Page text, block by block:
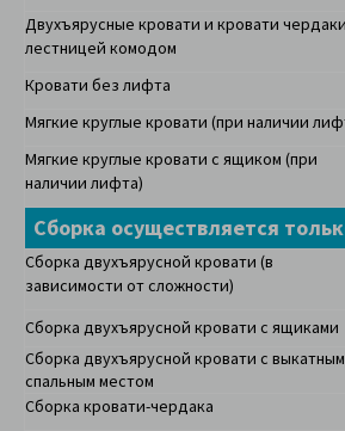
Двухъярусные кровати и кровати
лестницей комодом
Кровати без лифта
Мягкие круглые кровати (при наличии
Мягкие круглые кровати с ящиком (при
наличии лифта)
Сборка осуществляется
Сборка двухъярусной кровати (в
зависимости от сложности)
Сборка двухъярусной кровати с ящиками
Сборка двухъярусной кровати с выкатным
спальным местом
Сборка кровати-чердака